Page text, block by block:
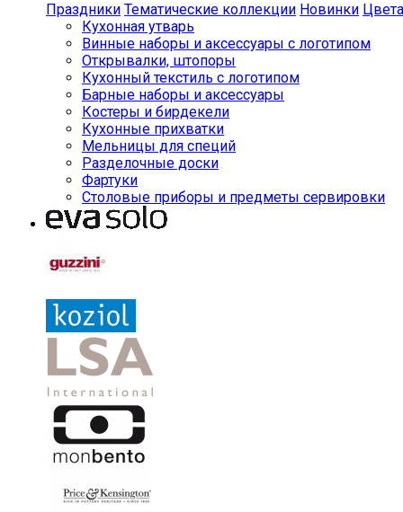
Праздники Тематические коллекции Новинки Цвета
Кухонная утварь
Винные наборы и аксессуары с логотипом
Открывалки, штопоры
Кухонный текстиль с логотипом
Барные наборы и аксессуары
Костеры и бирдекели
Кухонные прихватки
Мельницы для специй
Разделочные доски
Фартуки
Столовые приборы и предметы сервировки